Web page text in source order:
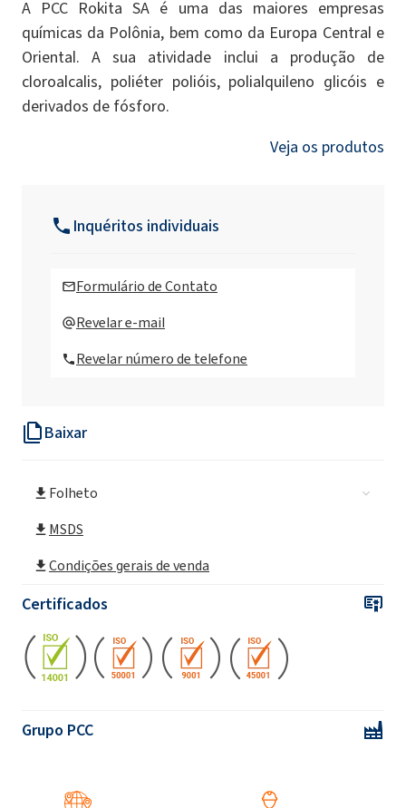
Baixar
Folheto
MSDS
Condições gerais de venda
Certificados
Grupo PCC
A PCC Rokita SA é uma das maiores empresas
químicas da Polônia, bem como da Europa Central e
Oriental. A sua atividade inclui a produção de
cloroalcalis, poliéter polióis, polialquileno glicóis e
derivados de fósforo.
Veja os produtos
Inquéritos individuais
Formulário de Contato
Revelar e-mail
Revelar número de telefone